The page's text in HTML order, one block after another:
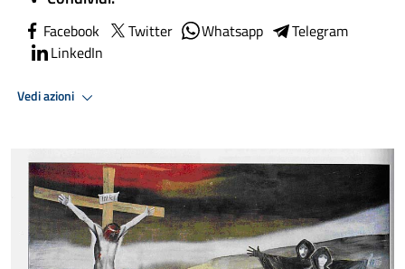
Facebook Twitter Whatsapp
Telegram
LinkedIn
Vedi azioni